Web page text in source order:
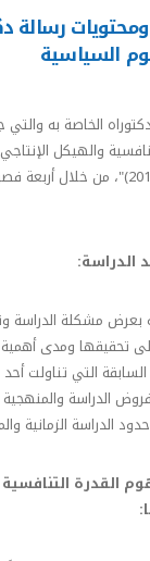
رسالة
السياسية
الخاصة به
والهيكل
خلال الفترة (1970- 2015)"، من
الدراسة:
بعرض مشكلة الدراسة
تحقيقها ومدى
التي تناولت
الدراسة والمنهجية
الدراسة الزمانية
القدرة